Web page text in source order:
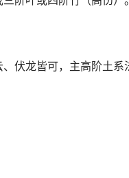
伏龙皆可，主高阶土系